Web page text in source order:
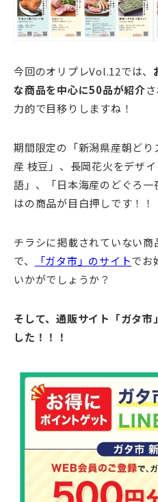
今回のオリプレVol.12では、
な商品を中心に50品が紹介
力的で目移りしますね！
期間限定の「新潟県産朝ど
産 枝豆」、長岡花火をデザ
語」、「日本海産のどぐろ
はの商品が目白押しです！！
チラシに掲載されていない
で、
「ガタ市」のサイトでお
いかがでしょうか？
そして、通販サイト「ガタ
した！！！